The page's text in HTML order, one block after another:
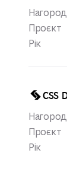
Проєкт
Рік
CSS
Проєкт
Рік